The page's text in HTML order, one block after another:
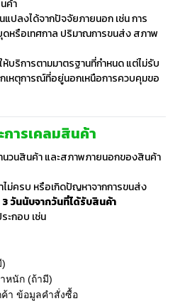
ค้า
แปลงได้จากปัจจัยภายนอก เช่นการ
หรือเทศกาล ปริมาณการขนส่ง สภาพ
ห้บริการตามมาตรฐานที่กำหนด แต่ไม่รับ
เหตุการณ์ที่อยู่นอกเหนือการควบคุมขอ
การเคลมสินค้า
วนสินค้า และสภาพภายนอกของสินค้า
ม่ครบ หรือเกิดปัญหาจากการขนส่ง
3วันนับจากวันที่ได้รับสินค้า
ะกอบ เช่น
หนัก (ถ้ามี)
ค้า ข้อมูลคำสั่งซื้อ